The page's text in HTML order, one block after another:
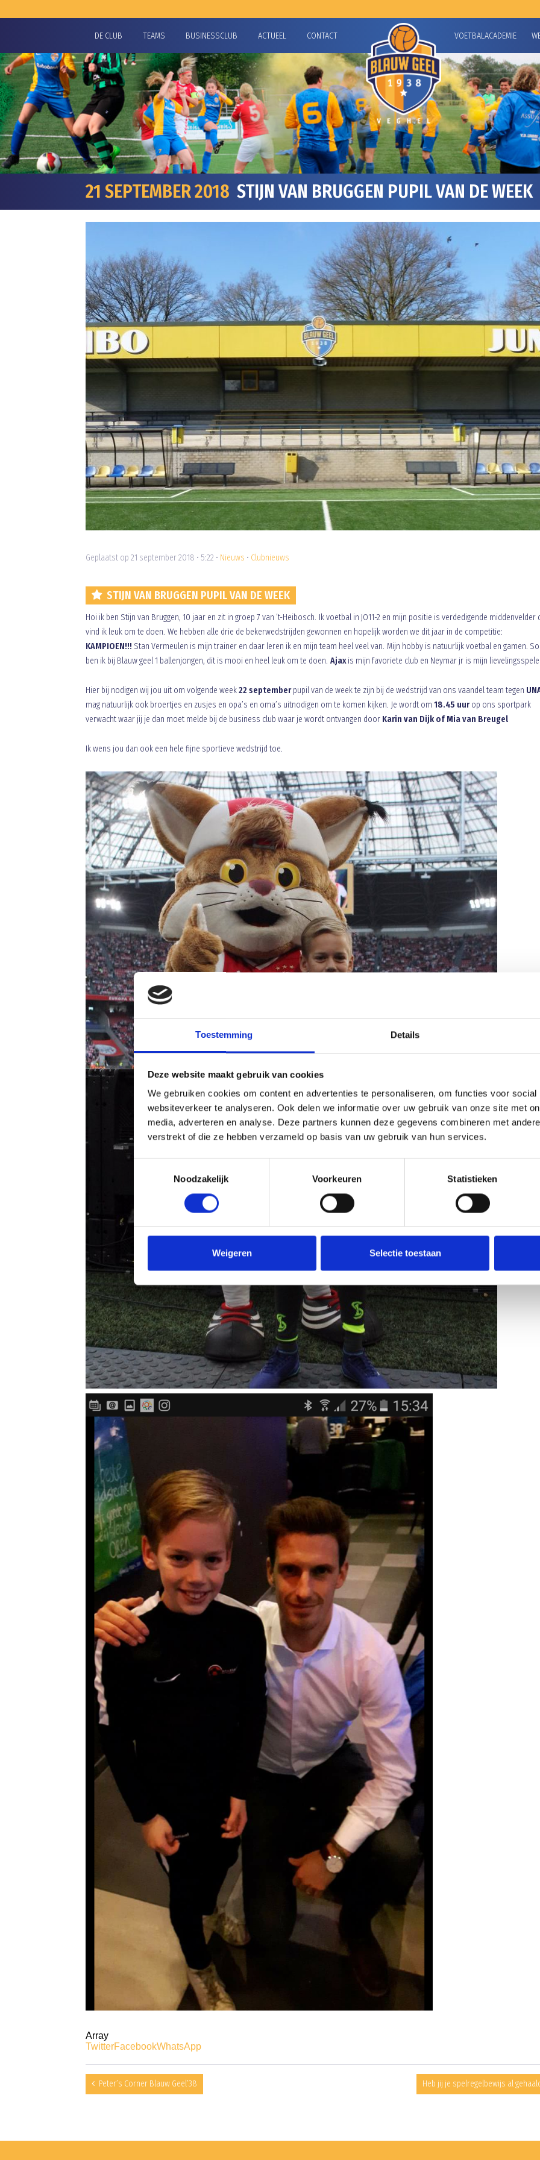
Toestemming Details
Deze website maakt gebruik van cookies
We gebruiken cookies om content en advertenties te personaliseren, om functies voor
websiteverkeer te analyseren. Ook delen we informatie over uw gebruik van onze site met
media, adverteren en analyse. Deze partners kunnen deze gegevens combineren met
verstrekt of die ze hebben verzameld op basis van uw gebruik van hun services.
Noodzakelijk
Voorkeuren Statistieken
Weigeren Selectie toestaan
DE CLUB TEAMS BUSINESSCLUB ACTUEEL CONTACT VOETBALACADEMIE
21 SEPTEMBER 2018 STIJN VAN BRUGGEN PUPIL VAN DE WEEK
Geplaatst op 21 september 2018 • 5:22 • Nieuws • Clubnieuws
STIJN VAN BRUGGEN PUPIL VAN DE WEEK
Hoi ik ben Stijn van Bruggen, 10 jaar en zit in groep 7 van ‘t-Heibosch. Ik voetbal in JO11-2 en mijn positie is verdedigende middenvelder
vind ik leuk om te doen. We hebben alle drie de bekerwedstrijden gewonnen en hopelijk worden we dit jaar in de competitie:
KAMPIOEN!!! Stan Vermeulen is mijn trainer en daar leren ik en mijn team heel veel van. Mijn hobby is natuurlijk voetbal en gamen.
ben ik bij Blauw geel 1 ballenjongen, dit is mooi en heel leuk om te doen. Ajaxis mijn favoriete club en Neymar jr is mijn
Hier bij nodigen wij jou uit om volgende week22 septemberpupil van de week te zijn bij de wedstrijd van ons vaandel team tegen
mag natuurlijk ook broertjes en zusjes en opa’s en oma’s uitnodigen om te komen kijken. Je wordt om 18.45 uurop ons sportpark
verwacht waar jij je dan moet melde bij de business club waar je wordt ontvangen door Karin van Dijk of Mia van Breugel
Ik wens jou dan ook een hele fijne sportieve wedstrijd toe.
Array
TwitterFacebookWhatsApp
Peter’s Corner Blauw Geel’38 Heb jij je spelregelbewijs al